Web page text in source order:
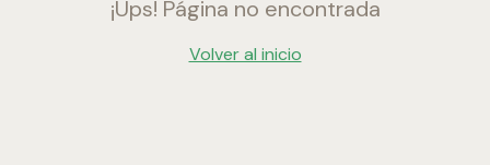
¡Ups! Página no encontrada
Volver al inicio